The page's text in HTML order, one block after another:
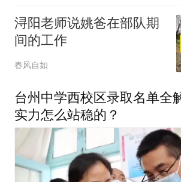
浔阳老师说姚爸在部队期
间的工作
春风自如
台州中学西校区录取名单全
实力怎么站稳的？